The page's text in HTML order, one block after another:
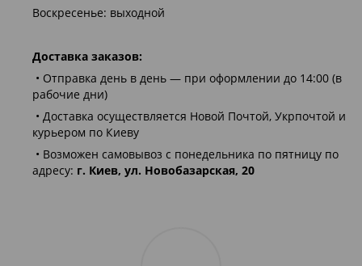
Воскресенье: выходной
Доставка заказов:
• Отправка день в день — при оформлении до 14:00 (в
рабочие дни)
• Доставка осуществляется Новой Почтой, Укрпочтой и
курьером по Киеву
• Возможен самовывоз с понедельника по пятницу по
адресу: г. Киев, ул. Новобазарская, 20